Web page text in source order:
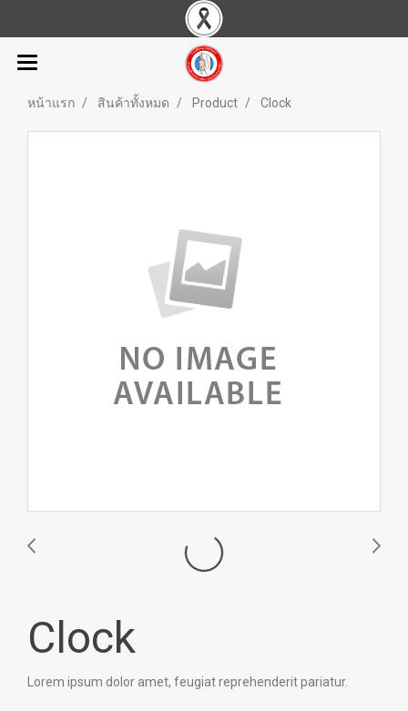
หน้าแรก สินค้าทั้งหมด Product Clock
Clock
Lorem ipsum dolor amet, feugiat reprehenderit pariatur.